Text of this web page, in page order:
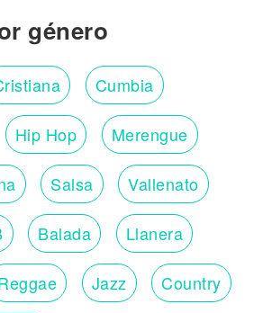
género
Cumbia
Hip Hop Merengue
Salsa Vallenato
Balada Llanera
Jazz Country